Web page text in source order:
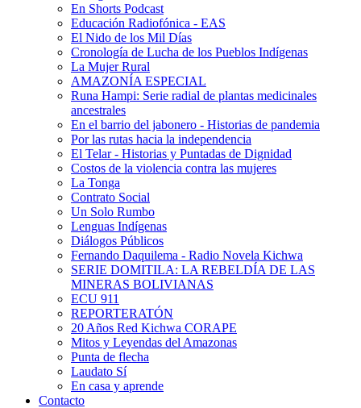
En Shorts Podcast
Educación Radiofónica - EAS
El Nido de los Mil Días
Cronología de Lucha de los Pueblos Indígenas
La Mujer Rural
AMAZONÍA ESPECIAL
Runa Hampi: Serie radial de plantas medicinales
ancestrales
En el barrio del jabonero - Historias de pandemia
Por las rutas hacia la independencia
El Telar - Historias y Puntadas de Dignidad
Costos de la violencia contra las mujeres
La Tonga
Contrato Social
Un Solo Rumbo
Lenguas Indígenas
Diálogos Públicos
Fernando Daquilema - Radio Novela Kichwa
SERIE DOMITILA: LA REBELDÍA DE LAS
MINERAS BOLIVIANAS
ECU 911
REPORTERATÓN
20 Años Red Kichwa CORAPE
Mitos y Leyendas del Amazonas
Punta de flecha
Laudato Sí
En casa y aprende
Contacto